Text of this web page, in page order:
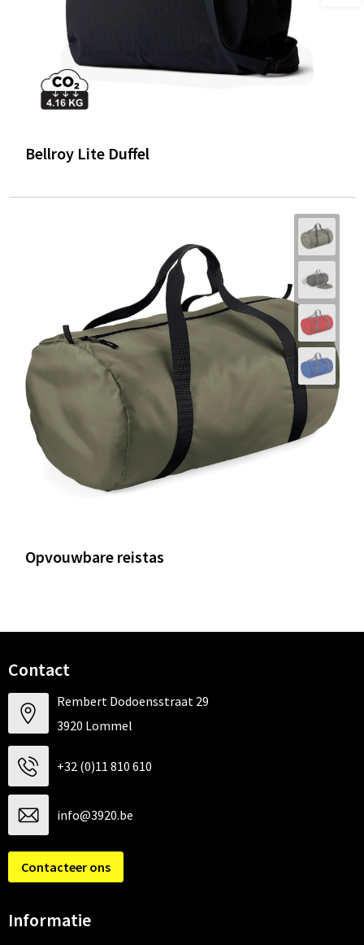
Bellroy Lite Duffel
Opvouwbare reistas
Contact
Rembert Dodoensstraat 29
3920 Lommel
+32 (0)11 810 610
info@3920.be
Contacteer ons
Informatie